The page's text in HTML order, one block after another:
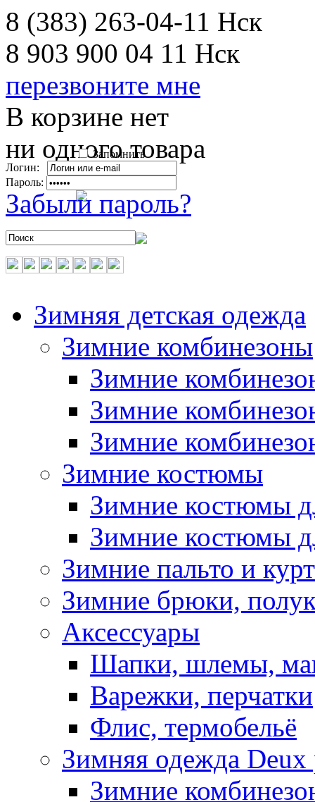
8 (383) 263-04-11 Нск
8 903 900 04 11 Нск
перезвоните мне
В корзине нет
ни одного товара
Запомнить
Логин:
Пароль:
Забыли пароль?
Зимняя детская одежда
Зимние комбинезоны
Зимние
Зимние
Зимние
Зимние костюмы
Зимние костюмы
Зимние костюмы
Зимние пальто и
Зимние брюки,
Аксессуары
Шапки, шлемы,
Варежки, перчатки
Флис, термобельё
Зимняя одежда Deux
Зимние